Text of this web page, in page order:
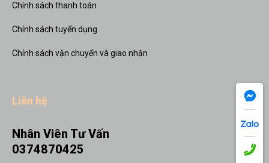
Chính sách thanh toán
Chính sách tuyển dụng
Chính sách vận chuyển và giao nhận
Liên hệ
Nhân Viên Tư Vấn
0374870425